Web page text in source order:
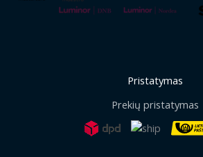
Pristatymas
Prekių pristatymas